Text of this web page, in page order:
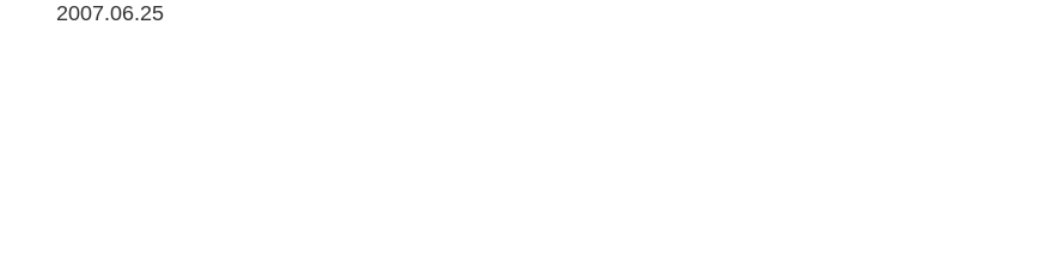
2007.06.25